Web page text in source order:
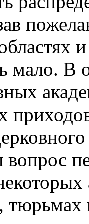
мало. В
вопрос
тюрьмах